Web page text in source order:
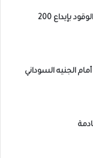
بنك السودان يرهن استيراد الوقود بإيداع 200
الجنيه السوداني